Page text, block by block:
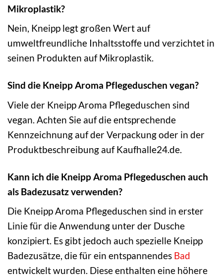
Mikroplastik?
Nein, Kneipp legt großen Wert auf
umweltfreundliche Inhaltsstoffe und verzichtet in
seinen Produkten auf Mikroplastik.
Sind die Kneipp Aroma Pflegeduschen vegan?
Viele der Kneipp Aroma Pflegeduschen sind
vegan. Achten Sie auf die entsprechende
Kennzeichnung auf der Verpackung oder in der
Produktbeschreibung auf Kaufhalle24.de.
Kann ich die Kneipp Aroma Pflegeduschen auch
als Badezusatz verwenden?
Die Kneipp Aroma Pflegeduschen sind in erster
Linie für die Anwendung unter der Dusche
konzipiert. Es gibt jedoch auch spezielle Kneipp
Badezusätze, die für ein entspannendes Bad
entwickelt wurden. Diese enthalten eine höhere